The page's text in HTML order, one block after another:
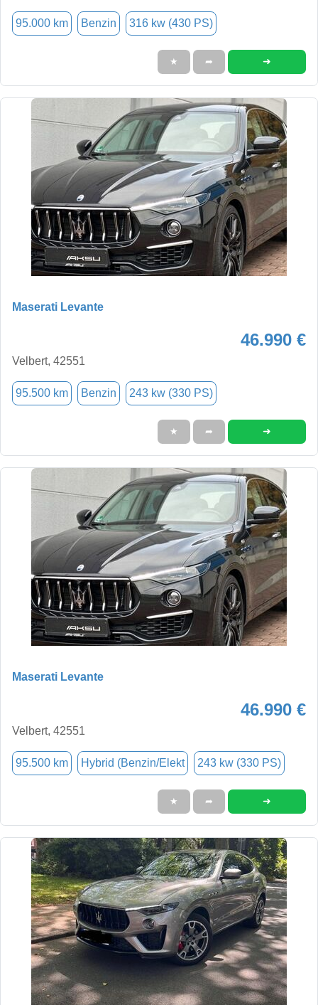
95.000 km Benzin 316 kw (430 PS)
★ ➦ ➜
Maserati Levante
46.990 €
Velbert, 42551
95.500 km Benzin 243 kw (330 PS)
★ ➦ ➜
Maserati Levante
46.990 €
Velbert, 42551
95.500 km Hybrid (Benzin/Elekt 243 kw (330 PS)
★ ➦ ➜